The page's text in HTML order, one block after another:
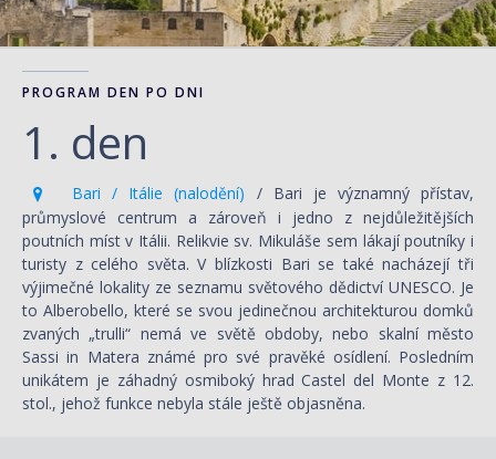
PROGRAM DEN PO DNI
1. den
Bari / Itálie (nalodění) / Bari je významný přístav,
průmyslové centrum a zároveň i jedno z nejdůležitějších
poutních míst v Itálii. Relikvie sv. Mikuláše sem lákají poutníky i
turisty z celého světa. V blízkosti Bari se také nacházejí tři
výjimečné lokality ze seznamu světového dědictví UNESCO. Je
to Alberobello, které se svou jedinečnou architekturou domků
zvaných „trulli“ nemá ve světě obdoby, nebo skalní město
Sassi in Matera známé pro své pravěké osídlení. Posledním
unikátem je záhadný osmiboký hrad Castel del Monte z 12.
stol., jehož funkce nebyla stále ještě objasněna.